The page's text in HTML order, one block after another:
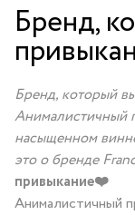
Бренд,
Бренд, который
Анималистичный
насыщенном
это о бренде
привыкание❤️
Анималистичный